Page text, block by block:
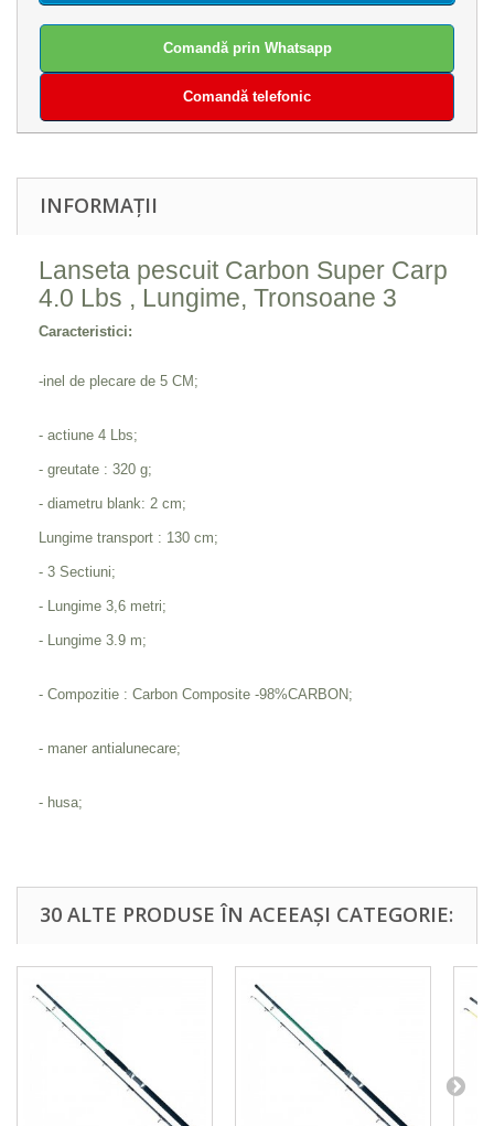
Comandă prin Whatsapp
Comandă telefonic
INFORMAȚII
Lanseta pescuit Carbon Super Carp
4.0 Lbs , Lungime, Tronsoane 3
Caracteristici:
-inel de plecare de 5 CM;
- actiune 4 Lbs;
- greutate : 320 g;
- diametru blank: 2 cm;
Lungime transport : 130 cm;
- 3 Sectiuni;
- Lungime 3,6 metri;
- Lungime 3.9 m;
- Compozitie : Carbon Composite -98%CARBON;
- maner antialunecare;
- husa;
30 ALTE PRODUSE ÎN ACEEAȘI CATEGORIE: